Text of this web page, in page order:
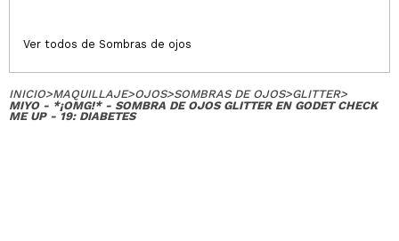
Ver todos de Sombras de ojos
INICIO>MAQUILLAJE>OJOS>SOMBRAS DE OJOS>GLITTER>
MIYO - *¡OMG!* - SOMBRA DE OJOS GLITTER EN GODET CHECK
ME UP - 19: DIABETES